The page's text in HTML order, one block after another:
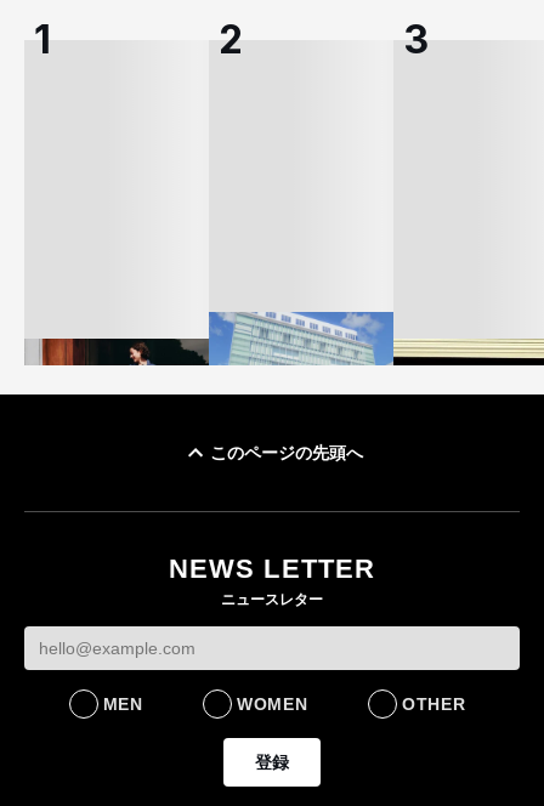
ケットなど7型を発売
FASHION
このページの先頭へ
NEWS LETTER
ニュースレター
MEN WOMEN OTHER
登録